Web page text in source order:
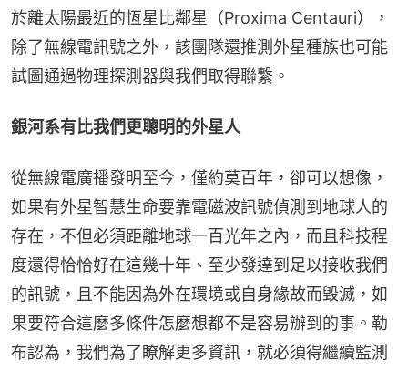
於離太陽最近的恆星比鄰星（Proxima Centauri），
除了無線電訊號之外，該團隊還推測外星種族也可能
試圖通過物理探測器與我們取得聯繫。
銀河系有比我們更聰明的外星人
從無線電廣播發明至今，僅約莫百年，卻可以想像，
如果有外星智慧生命要靠電磁波訊號偵測到地球人的
存在，不但必須距離地球一百光年之內，而且科技程
度還得恰恰好在這幾十年、至少發達到足以接收我們
的訊號，且不能因為外在環境或自身緣故而毀滅，如
果要符合這麼多條件怎麼想都不是容易辦到的事。勒
布認為，我們為了瞭解更多資訊，就必須得繼續監測